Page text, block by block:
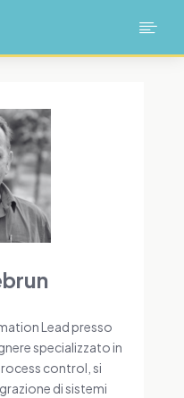

Lead presso
specializzato in
control, si
di sistemi